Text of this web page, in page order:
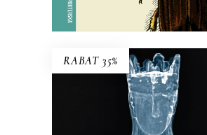
E-BOOK DO KOSZYKA
RABAT 35%